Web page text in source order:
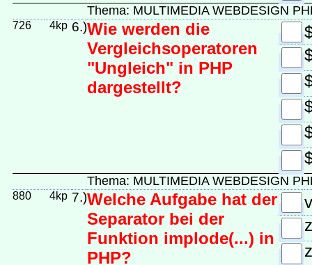
Thema: MULTIMEDIA WEBDESIGN
726 4kp 6.)Wie werden die
Vergleichsoperatoren
"Ungleich" in PHP
dargestellt?
Thema: MULTIMEDIA WEBDESIGN
880 4kp 7.)Welche Aufgabe hat der
Separator bei der
Funktion implode(...) in
PHP?